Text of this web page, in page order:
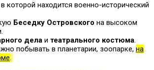
в которой находится военно-исторический
Беседку Островского на высоком
дела и театрального костюма.
побывать в планетарии, зоопарке, на
.